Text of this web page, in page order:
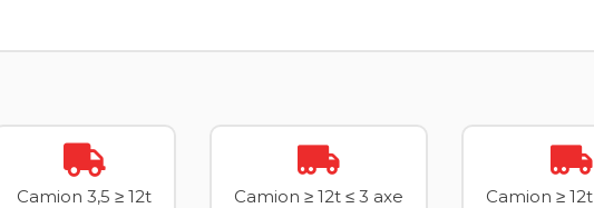
Camion 3,5 ≥ 12t Camion ≥ 12t ≤ 3 axe Camion ≥